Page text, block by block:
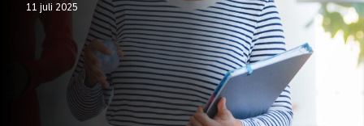
11 juli 2025